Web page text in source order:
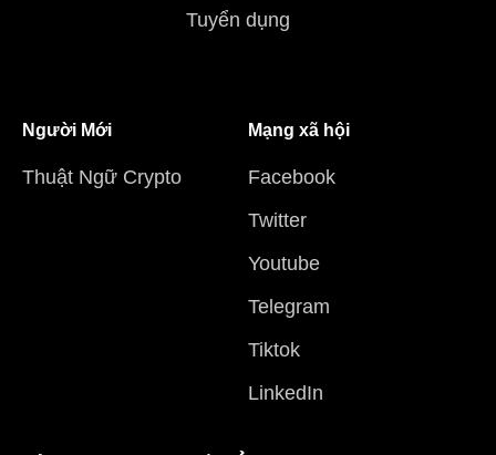
Tuyển dụng
Người Mới
Thuật Ngữ Crypto
Mạng xã hội
Facebook
Twitter
Youtube
Telegram
Tiktok
LinkedIn